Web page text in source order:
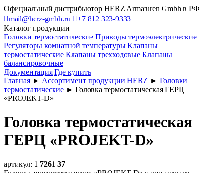
Официальный дистрибьютор HERZ Armaturen Gmbh в РФ
mail@herz-gmbh.ru +7 812 323-9333
Каталог продукции
Головки термостатические Приводы термоэлектрические
Регуляторы комнатной температуры Клапаны
термостатические Клапаны трехходовые Клапаны
балансировочные
Документация Где купить
Главная ► Ассортимент продукции HERZ ► Головки
термостатические ► Головка термостатическая ГЕРЦ
«PROJEKT-D»
Головка термостатическая
ГЕРЦ «PROJEKT-D»
артикул: 1 7261 37